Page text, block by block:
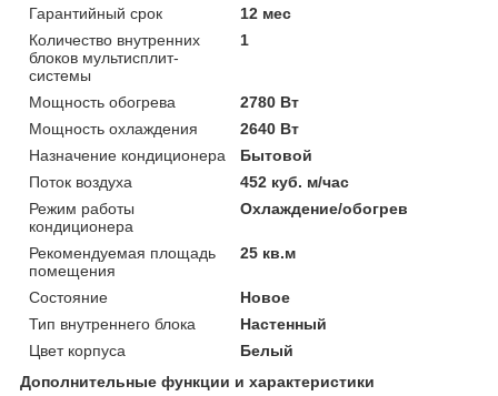
Гарантийный срок
12 мес
Количество внутренних
блоков мультисплит-
системы
1
Мощность обогрева
2780 Вт
Мощность охлаждения
2640 Вт
Назначение кондиционера
Бытовой
Поток воздуха
452 куб. м/час
Режим работы
кондиционера
Охлаждение/обогрев
Рекомендуемая площадь
помещения
25 кв.м
Состояние
Новое
Тип внутреннего блока
Настенный
Цвет корпуса
Белый
Дополнительные функции и характеристики